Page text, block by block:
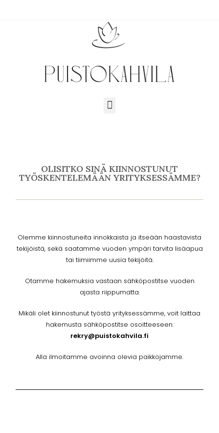
OLISITKO SINÄ KIINNOSTUNUT
TYÖSKENTELEMÄÄN YRITYKSESSÄMME?
Olemme kiinnostuneita innokkaista ja itseään haastavista
tekijöistä, sekä saatamme vuoden ympäri tarvita lisäapua
tai tiimiimme uusia tekijöitä.
Otamme hakemuksia vastaan sähköpostitse vuoden
ajasta riippumatta.
Mikäli olet kiinnostunut työstä yrityksessämme, voit laittaa
hakemusta sähköpostitse osoitteeseen:
rekry@puistokahvila.fi
Alla ilmoitamme avoinna olevia paikkojamme.